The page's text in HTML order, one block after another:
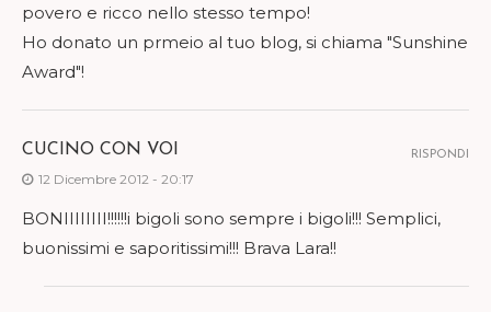
povero e ricco nello stesso tempo!
Ho donato un prmeio al tuo blog, si chiama "Sunshine
Award"!
CUCINO CON VOI
12 Dicembre 2012 - 20:17
BONIIIIIIII!!!!!!i bigoli sono sempre i bigoli!!! Semplici,
buonissimi e saporitissimi!!! Brava Lara!!
RISPONDI